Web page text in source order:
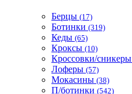
Берцы (17)
Ботинки (319)
Кеды (65)
Кроксы (10)
Кроссовки/сникеры
Лоферы (57)
Мокасины (38)
П/ботинки (542)